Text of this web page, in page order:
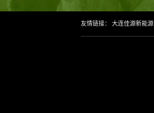
友情链接： 大连佳源新能源